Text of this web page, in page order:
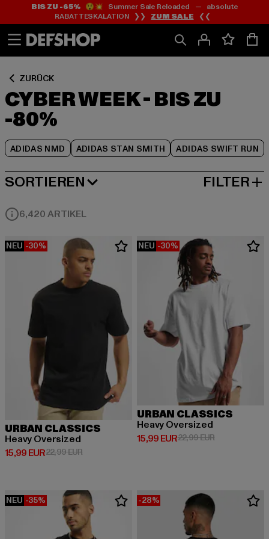
Zum
Inhalt
springen
Zum
Fußzeile
springen
BIS ZU -65%😲💥 Summer Sale Reloaded — absolute
RABATTESKALATION ❯❯ ZUM SALE ❮❮
ZURÜCK
CYBER WEEK - BIS ZU
-80%
ADIDAS NMD ADIDAS STAN SMITH ADIDAS SWIFT RUN
Zum
Produktraster
springen
SORTIEREN
BELIEBTESTE FILTER
6,420 ARTIKEL
NEU -30%
URBAN CLASSICS
Heavy Oversized
15,99 EUR
Derzeitiger Preis: 15,99 EUR
22,99 EURAktionspreis: 22,99 EUR
NEU -30%
URBAN CLASSICS
Heavy Oversized
15,99 EUR
Derzeitiger Preis: 15,99 EUR
22,99 EURAktionspreis:
NEU -35% -28%